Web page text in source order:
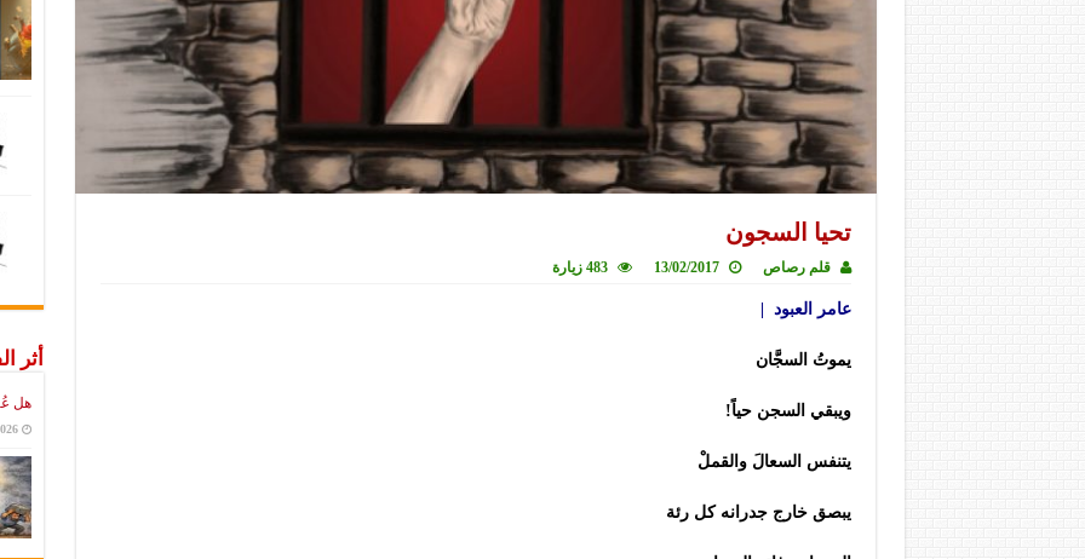
تحيا السجون
قلم رصاص 13/02/2017 483 زيارة
عامر العبود |
يموتُ السجَّان
ويبقي السجن حياً!
يتنفس السعالَ والقملْ
يبصق خارج جدرانه كل رئة
أثر
هل